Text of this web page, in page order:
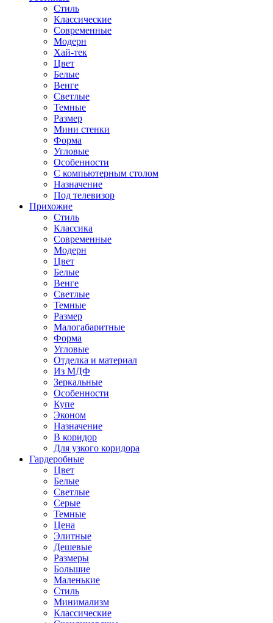
Стиль
Классические
Современные
Модерн
Хай-тек
Цвет
Белые
Венге
Светлые
Темные
Размер
Мини стенки
Форма
Угловые
Особенности
С компьютерным столом
Назначение
Под телевизор
Прихожие
Стиль
Классика
Современные
Модерн
Цвет
Белые
Венге
Светлые
Темные
Размер
Малогабаритные
Форма
Угловые
Отделка и материал
Из МДФ
Зеркальные
Особенности
Купе
Эконом
Назначение
В коридор
Для узкого коридора
Гардеробные
Цвет
Белые
Светлые
Серые
Темные
Цена
Элитные
Дешевые
Размеры
Большие
Маленькие
Стиль
Минимализм
Классические